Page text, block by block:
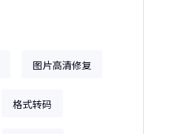
图片高清修复
格式转码